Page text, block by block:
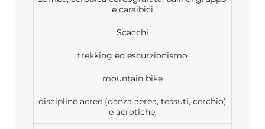
e caraibici
Scacchi
trekking ed escurzionismo
mountain bike
discipline aeree (danza aerea, tessuti, cerchio)
e acrotiche,